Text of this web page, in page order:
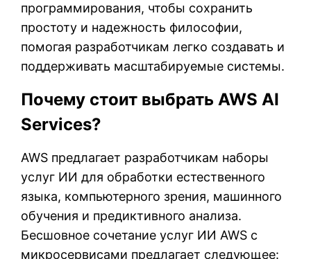
программирования, чтобы сохранить
простоту и надежность философии,
помогая разработчикам легко создавать и
поддерживать масштабируемые системы.
Почему стоит выбрать AWS AI
Services?
AWS предлагает разработчикам наборы
услуг ИИ для обработки естественного
языка, компьютерного зрения, машинного
обучения и предиктивного анализа.
Бесшовное сочетание услуг ИИ AWS с
микросервисами предлагает следующее: